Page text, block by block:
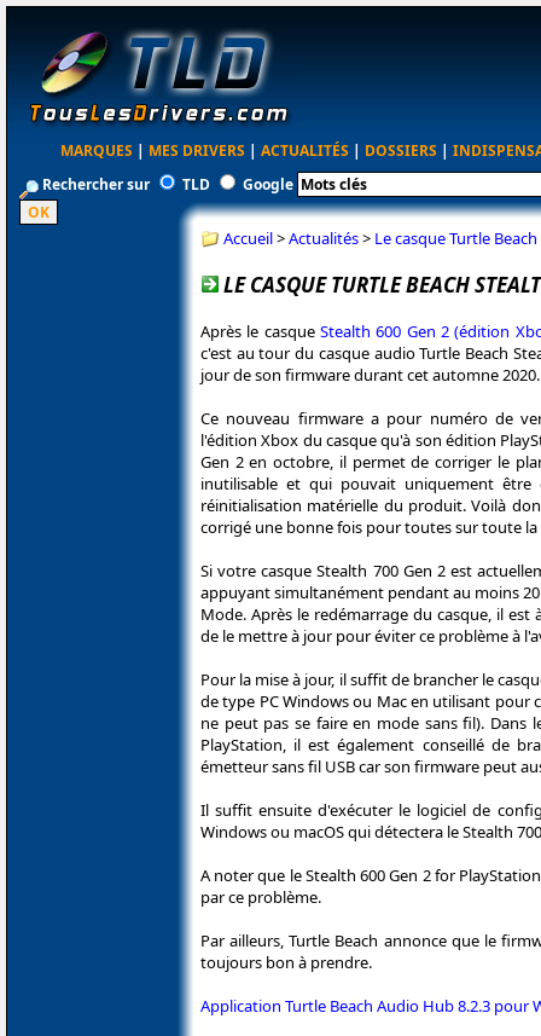
MARQUES | MES DRIVERS | ACTUALITÉS | DOSSIERS |
Rechercher sur
TLD Google
Accueil>Actualités> Le casque Turtle
LE CASQUE TURTLE BEACH
Après le casque Stealth 600 Gen 2 (édition
c'est au tour du casque audio Turtle Beach
jour de son firmware durant cet automne 2020.
Ce nouveau firmware a pour numéro de
l'édition Xbox du casque qu'à son édition
Gen 2 en octobre, il permet de corriger le
inutilisable et qui pouvait uniquement
réinitialisation matérielle du produit. Voilà
corrigé une bonne fois pour toutes sur toute la
Si votre casque Stealth 700 Gen 2 est
appuyant simultanément pendant au moins
Mode. Après le redémarrage du casque, il
de le mettre à jour pour éviter ce problème à
Pour la mise à jour, il suffit de brancher le
de type PC Windows ou Mac en utilisant pour
ne peut pas se faire en mode sans fil). Dans
PlayStation, il est également conseillé de
émetteur sans fil USB car son firmware peut
Il suffit ensuite d'exécuter le logiciel de
Windows ou macOS qui détectera le Stealth
A noter que le Stealth 600 Gen 2 for
par ce problème.
Par ailleurs, Turtle Beach annonce que le
toujours bon à prendre.
Application Turtle Beach Audio Hub 8.2.3 pour